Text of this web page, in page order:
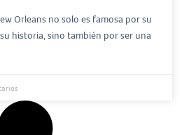
Orleans no solo es famosa por su
historia, sino también por ser una